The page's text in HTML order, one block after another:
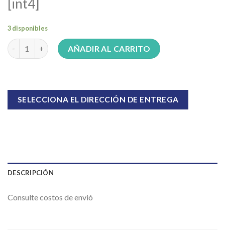
[int4]
3 disponibles
TOBOGÁN MASCOTA ART 123 ONDA Nº4 150X240 cantidad
AÑADIR AL CARRITO
SELECCIONA EL DIRECCIÓN DE ENTREGA
DESCRIPCIÓN
Consulte costos de envió